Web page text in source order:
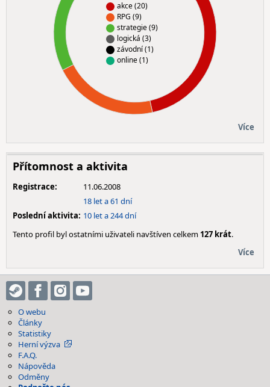
akce (20)
RPG (9)
strategie (9)
logická (3)
závodní (1)
online (1)
Více
Přítomnost a aktivita
Registrace:
11.06.2008
18 let a 61 dní
Poslední aktivita: 10 let a 244 dní
Tento profil byl ostatními uživateli navštíven celkem 127 krát.
Více
O webu
Články
Statistiky
Herní výzva
F.A.Q.
Nápověda
Odměny